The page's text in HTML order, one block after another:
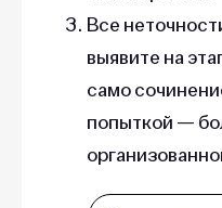
Все
выявите на
само
попыткой —